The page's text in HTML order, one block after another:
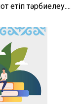
етіп тәрбиелеу....